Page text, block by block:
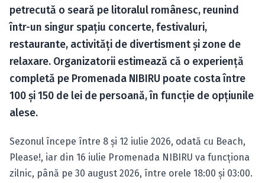
petrecută o seară pe litoralul românesc, reunind
într-un singur spațiu concerte, festivaluri,
restaurante, activități de divertisment și zone de
relaxare. Organizatorii estimează că o experiență
completă pe Promenada NIBIRU poate costa între
100 și 150 de lei de persoană, în funcție de opțiunile
alese.
Sezonul începe între 8 și 12 iulie 2026, odată cu Beach,
Please!, iar din 16 iulie Promenada NIBIRU va funcționa
zilnic, până pe 30 august 2026, între orele 18:00 și 03:00.